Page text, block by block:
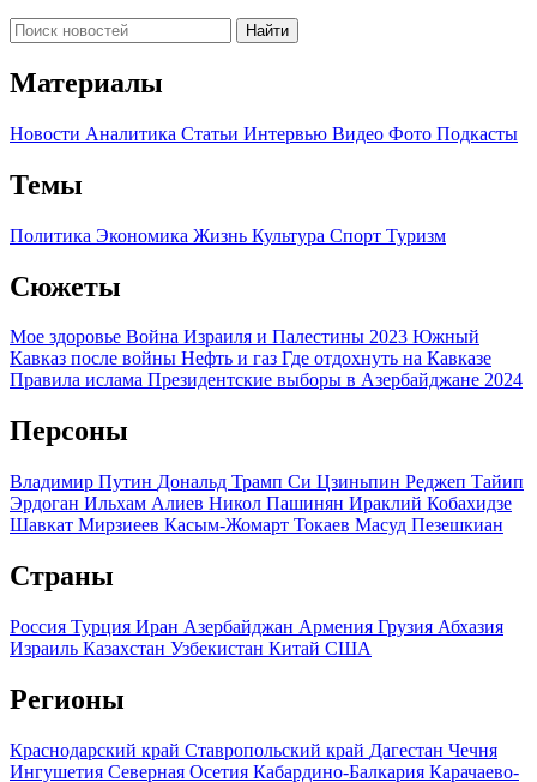
Найти
Материалы
Новости Аналитика Статьи Интервью Видео Фото Подкасты
Темы
Политика Экономика Жизнь Культура Спорт Туризм
Сюжеты
Мое здоровье Война Израиля и Палестины 2023 Южный
Кавказ после войны Нефть и газ Где отдохнуть на Кавказе
Правила ислама Президентские выборы в Азербайджане 2024
Персоны
Владимир Путин Дональд Трамп Си Цзиньпин Реджеп Тайип
Эрдоган Ильхам Алиев Никол Пашинян Ираклий Кобахидзе
Шавкат Мирзиеев Касым-Жомарт Токаев Масуд Пезешкиан
Страны
Россия Турция Иран Азербайджан Армения Грузия Абхазия
Израиль Казахстан Узбекистан Китай США
Регионы
Краснодарский край Ставропольский край Дагестан Чечня
Ингушетия Северная Осетия Кабардино-Балкария Карачаево-